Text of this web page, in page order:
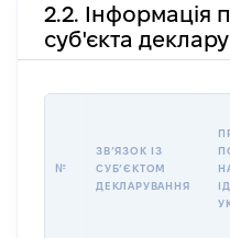
2.2. Інформація
суб'єкта
№
ЗВʼЯЗОК ІЗ
СУБʼЄКТОМ
ДЕКЛАРУВАННЯ